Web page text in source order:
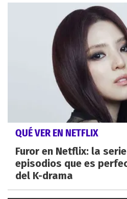
QUÉ VER EN NETFLIX
Furor en Netflix: la
episodios que es
del K-drama